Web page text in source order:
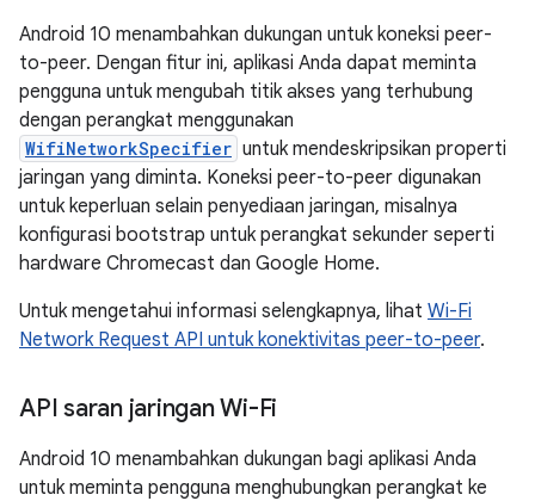
Android 10 menambahkan dukungan untuk koneksi peer-
to-peer. Dengan fitur ini, aplikasi Anda dapat meminta
pengguna untuk mengubah titik akses yang terhubung
dengan perangkat menggunakan
WifiNetworkSpecifier untuk mendeskripsikan properti
jaringan yang diminta. Koneksi peer-to-peer digunakan
untuk keperluan selain penyediaan jaringan, misalnya
konfigurasi bootstrap untuk perangkat sekunder seperti
hardware Chromecast dan Google Home.
Untuk mengetahui informasi selengkapnya, lihat Wi-Fi
Network Request API untuk konektivitas peer-to-peer.
API saran jaringan Wi-Fi
Android 10 menambahkan dukungan bagi aplikasi Anda
untuk meminta pengguna menghubungkan perangkat ke